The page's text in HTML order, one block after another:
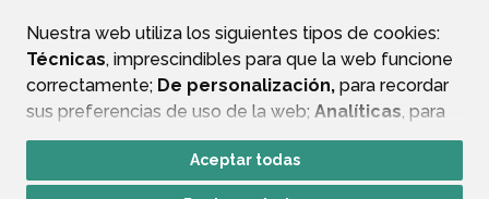
Nuestra web utiliza los siguientes tipos de cookies:
Técnicas, imprescindibles para que la web funcione
correctamente; De personalización, para recordar
sus preferencias de uso de la web; Analíticas, para
mejorar el funcionamiento de la web y sus servicios.
Si acepta pulsando el botón“Aceptar todas”
Aceptar todas